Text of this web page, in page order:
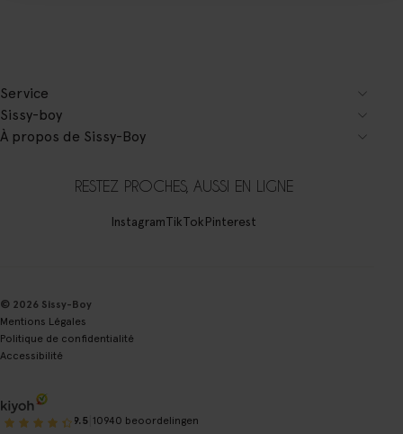
Service
Sissy-boy
À propos de Sissy-Boy
RESTEZ PROCHES, AUSSI EN LIGNE
InstagramTikTokPinterest
© 2026 Sissy-Boy
Mentions Légales
Politique de confidentialité
Accessibilité
9.5 10940 beoordelingen